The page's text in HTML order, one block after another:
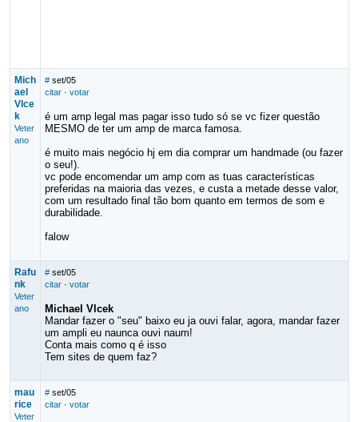
Mich
ael
Vlce
k
Veter
ano
# set/05
citar· votar
é um amp legal mas pagar isso tudo só se vc fizer questão
MESMO de ter um amp de marca famosa.
é muito mais negócio hj em dia comprar um handmade (ou fazer
o seu!).
vc pode encomendar um amp com as tuas características
preferidas na maioria das vezes, e custa a metade desse valor,
com um resultado final tão bom quanto em termos de som e
durabilidade.
falow
Rafu
nk
Veter
ano
# set/05
citar· votar
Michael Vlcek
Mandar fazer o "seu" baixo eu ja ouvi falar, agora, mandar fazer
um ampli eu naunca ouvi naum!
Conta mais como q é isso
Tem sites de quem faz?
mau
rice
Veter
# set/05
citar· votar